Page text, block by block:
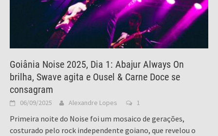
Goiânia Noise 2025, Dia 1: Abajur Always On
brilha, Swave agita e Ousel & Carne Doce se
consagram
06/09/2025 Alexandre Lopes 1
Primeira noite do Noise foi um mosaico de gerações,
costurado pelo rock independente goiano, que revelou o